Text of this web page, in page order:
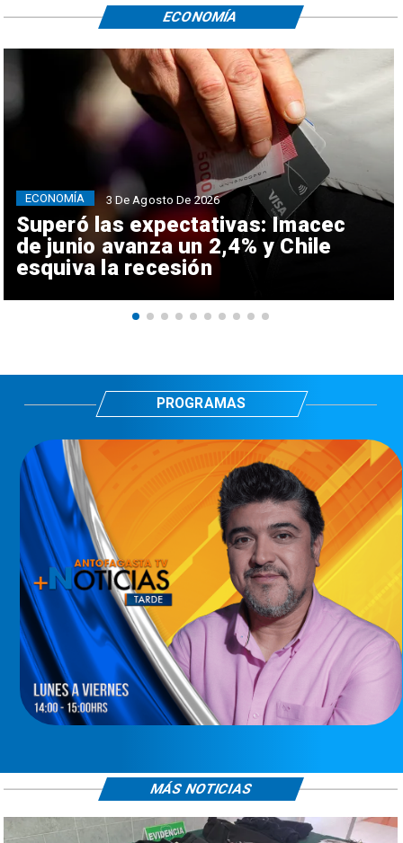
Superó las expectativas: Imacec
de junio avanza un 2,4% y Chile
esquiva la recesión
ECONOMÍA 3 De Agosto De 2026
ECONOMÍA
PROGRAMAS
MÁS NOTICIAS